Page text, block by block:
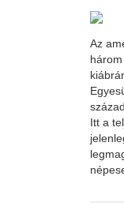
Az
Itt a